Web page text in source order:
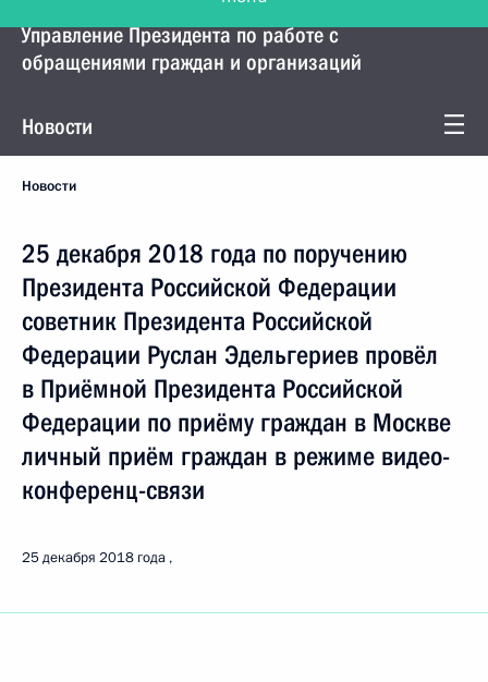
Управление Президента по работе с
обращениями граждан и организаций
Новости
Новости
25 декабря 2018 года по поручению
Президента Российской Федерации
советник Президента Российской
Федерации Руслан Эдельгериев провёл
в Приёмной Президента Российской
Федерации по приёму граждан в Москве
личный приём граждан в режиме видео-
конференц-связи
25 декабря 2018 года